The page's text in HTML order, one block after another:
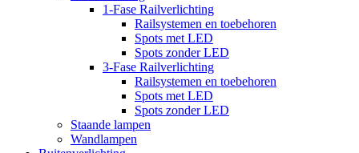
1-Fase Railverlichting
Railsystemen en toebehoren
Spots met LED
Spots zonder LED
3-Fase Railverlichting
Railsystemen en toebehoren
Spots met LED
Spots zonder LED
Staande lampen
Wandlampen